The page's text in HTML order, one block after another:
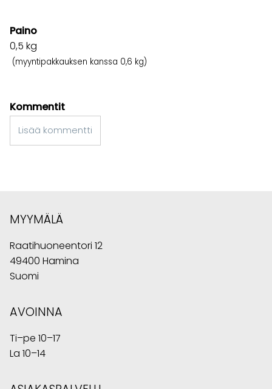
Paino
0,5 kg
(myyntipakkauksen kanssa 0,6 kg)
Kommentit
Lisää kommentti
MYYMÄLÄ
Raatihuoneentori 12
49400 Hamina
Suomi
AVOINNA
Ti–pe 10–17
La 10–14